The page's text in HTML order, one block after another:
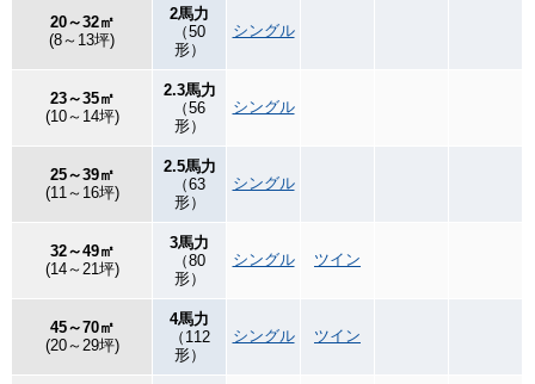
20～32㎡
(8～13坪)
2馬力
（50
形）
シングル
23～35㎡
(10～14坪)
2.3馬力
（56
形）
シングル
25～39㎡
(11～16坪)
2.5馬力
（63
形）
シングル
32～49㎡
(14～21坪)
3馬力
（80
形）
シングル ツイン
45～70㎡
(20～29坪)
4馬力
（112
形）
シングル ツイン